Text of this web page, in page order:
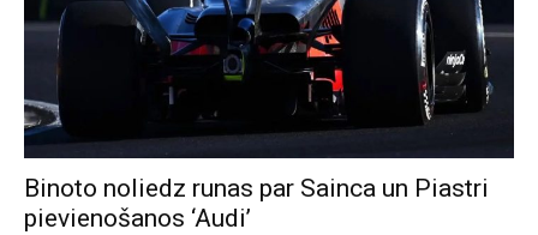
Binoto noliedz runas par Sainca un Piastri
pievienošanos ‘Audi’